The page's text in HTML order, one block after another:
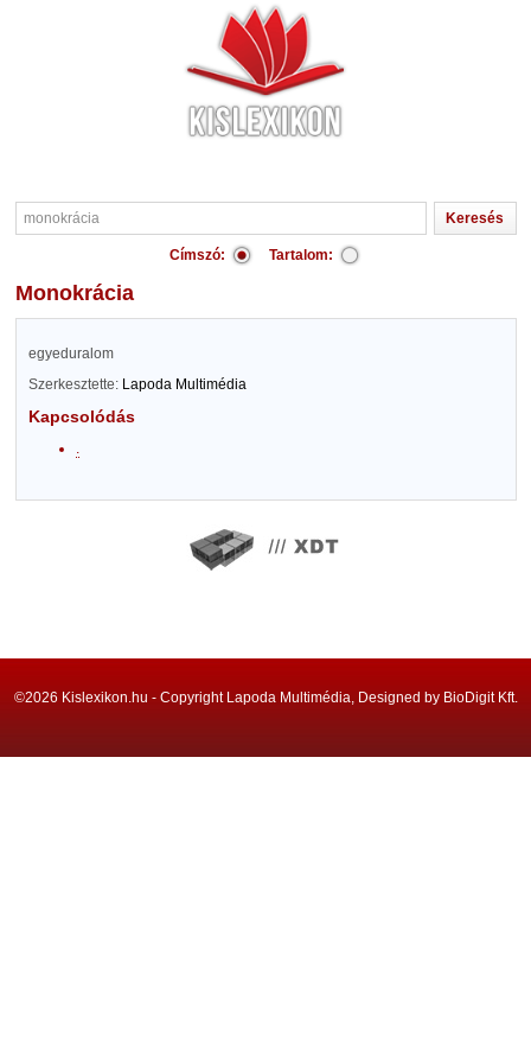
Címszó: Tartalom:
monokrácia
egyeduralom
Szerkesztette: Lapoda Multimédia
Kapcsolódás
.
©2026 Kislexikon.hu - Copyright Lapoda Multimédia, Designed by BioDigit Kft.